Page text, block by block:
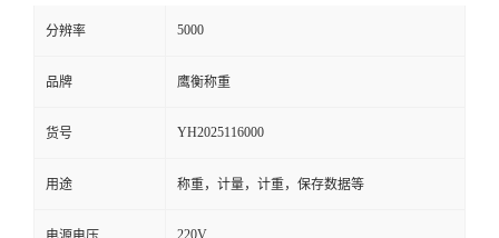
分辨率 5000
品牌 鹰衡称重
货号 YH2025116000
用途 称重，计量，计重，保存数据等
220V